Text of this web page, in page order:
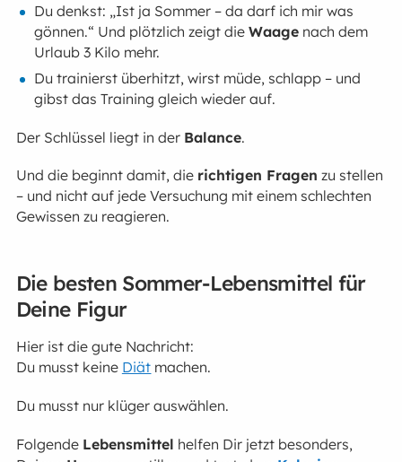
Du denkst: „Ist ja Sommer – da darf ich mir was
gönnen.“ Und plötzlich zeigt die Waagenach dem
Urlaub 3 Kilo mehr.
Du trainierst überhitzt, wirst müde, schlapp – und
gibst das Training gleich wieder auf.
Der Schlüssel liegt in der Balance.
Und die beginnt damit, die richtigen Fragen zu stellen
– und nicht auf jede Versuchung mit einem schlechten
Gewissen zu reagieren.
Die besten Sommer-Lebensmittel für
Deine Figur
Hier ist die gute Nachricht:
Du musst keine Diät machen.
Du musst nur klüger auswählen.
Folgende Lebensmittel helfen Dir jetzt besonders,